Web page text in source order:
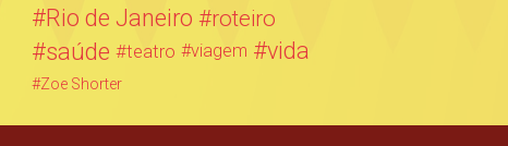
Rio de Janeiro roteiro
saúde teatro viagem vida
Zoe Shorter